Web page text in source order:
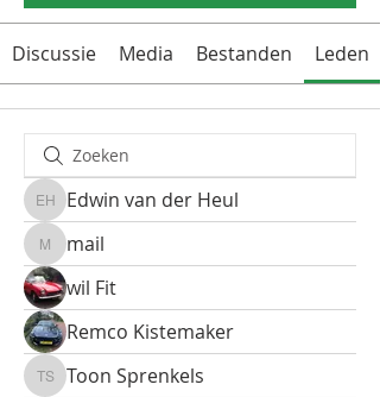
Discussie Media Bestanden Leden
Edwin van der Heul
Edwin van der Heul
mailmail
wil Fit
Remco Kistemaker
Toon Sprenkels
Toon Sprenkels